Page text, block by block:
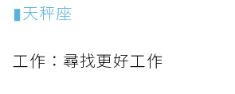
▮天秤座
工作：尋找更好工作